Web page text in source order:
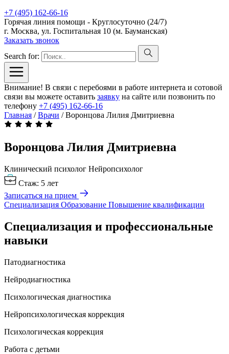
+7 (495) 162-66-16
Горячая линия помощи - Круглосуточно (24/7)
г. Москва, ул. Госпитальная 10 (м. Бауманская)
Заказать звонок
Search for:
Внимание! В связи с перебоями в работе интернета и сотовой
связи вы можете оставить заявку на сайте или позвонить по
телефону +7 (495) 162-66-16
Главная /Врачи /Воронцова Лилия Дмитриевна
Воронцова Лилия Дмитриевна
Клинический психолог Нейропсихолог
Стаж: 5 лет
Записаться на прием
Специализация Образование Повышение квалификации
Специализация и профессиональные
навыки
Патодиагностика
Нейродиагностика
Психологическая диагностика
Нейропсихологическая коррекция
Психологическая коррекция
Работа с детьми